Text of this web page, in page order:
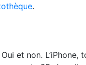
.
Oui et non.